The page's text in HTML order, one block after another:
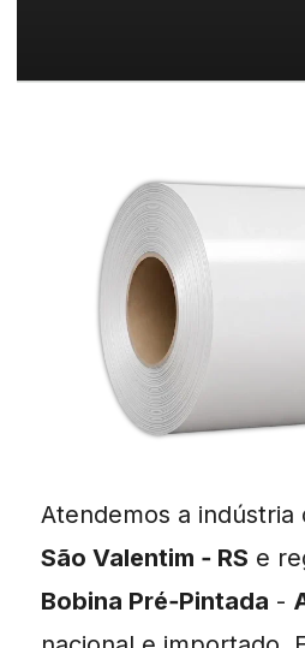
Atendemos a indústria
São Valentim ‑ RS e
Bobina Pré‑Pintada -